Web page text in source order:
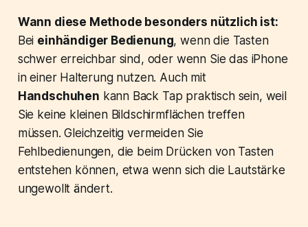
Wann diese Methode besonders nützlich ist:
Bei einhändiger Bedienung, wenn die Tasten
schwer erreichbar sind, oder wenn Sie das iPhone
in einer Halterung nutzen. Auch mit
Handschuhen kann Back Tap praktisch sein, weil
Sie keine kleinen Bildschirmflächen treffen
müssen. Gleichzeitig vermeiden Sie
Fehlbedienungen, die beim Drücken von Tasten
entstehen können, etwa wenn sich die Lautstärke
ungewollt ändert.